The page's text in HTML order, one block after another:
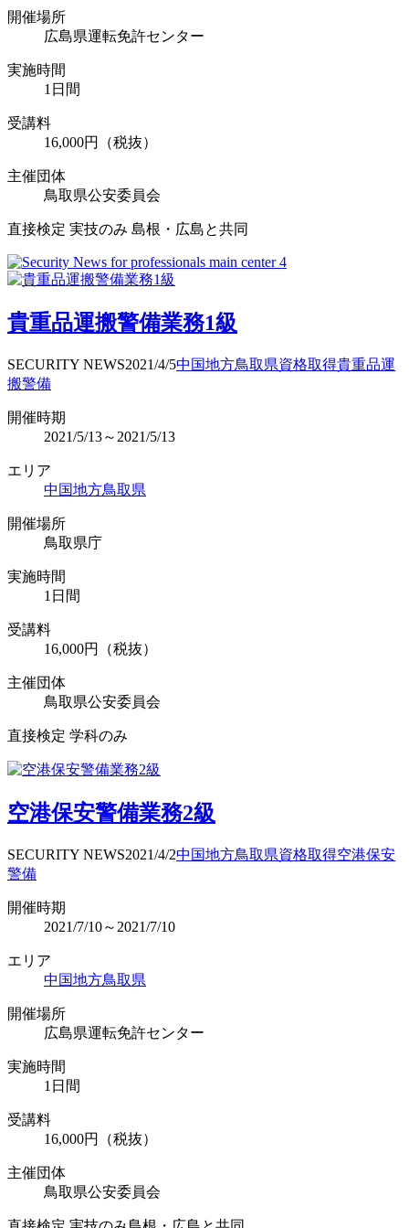
開催場所
広島県運転免許センター
実施時間
1日間
受講料
16,000円（税抜）
主催団体
鳥取県公安委員会
直接検定 実技のみ 島根・広島と共同
貴重品運搬警備業務1級
SECURITY NEWS2021/4/5中国地方鳥取県資格取得貴重品運
搬警備
開催時期
2021/5/13～2021/5/13
エリア
中国地方鳥取県
開催場所
鳥取県庁
実施時間
1日間
受講料
16,000円（税抜）
主催団体
鳥取県公安委員会
直接検定 学科のみ
空港保安警備業務2級
SECURITY NEWS2021/4/2中国地方鳥取県資格取得空港保安
警備
開催時期
2021/7/10～2021/7/10
エリア
中国地方鳥取県
開催場所
広島県運転免許センター
実施時間
1日間
受講料
16,000円（税抜）
主催団体
鳥取県公安委員会